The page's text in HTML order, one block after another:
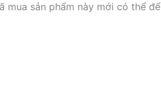
mua sản phẩm này mới có thể